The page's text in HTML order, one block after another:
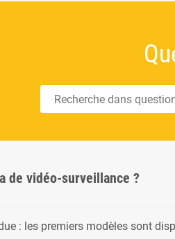
de vidéo-surveillance ?
: les premiers modèles sont